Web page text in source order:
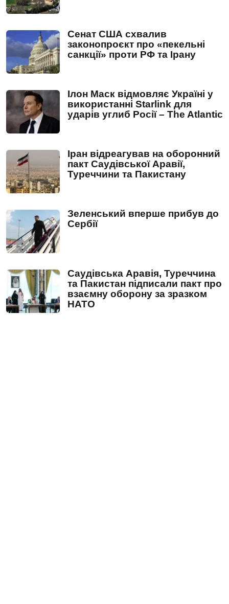
Сенат США схвалив
законопроєкт про «пекельні
санкції» проти РФ та Ірану
Ілон Маск відмовляє Україні у
використанні Starlink для
ударів углиб Росії – The Atlantic
Іран відреагував на оборонний
пакт Саудівської Аравії,
Туреччини та Пакистану
Зеленський вперше прибув до
Сербії
Саудівська Аравія, Туреччина
та Пакистан підписали пакт про
взаємну оборону за зразком
НАТО